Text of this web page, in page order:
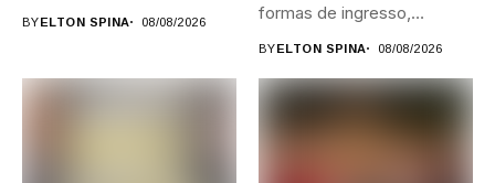
BYELTON SPINA 08/08/2026
formas de ingresso,
BYELTON SPINA 08/08/2026